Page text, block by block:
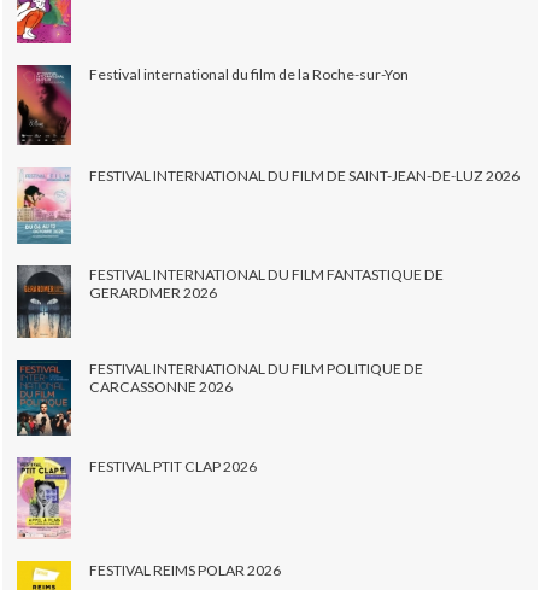
Festival international du film de la Roche-sur-Yon
FESTIVAL INTERNATIONAL DU FILM DE SAINT-JEAN-DE-LUZ 2026
FESTIVAL INTERNATIONAL DU FILM FANTASTIQUE DE
GERARDMER 2026
FESTIVAL INTERNATIONAL DU FILM POLITIQUE DE
CARCASSONNE 2026
FESTIVAL PTIT CLAP 2026
FESTIVAL REIMS POLAR 2026